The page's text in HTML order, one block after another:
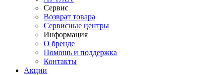
Сервис
Возврат товара
Сервисные центры
Информация
О бренде
Помощь и поддержка
Контакты
Акции